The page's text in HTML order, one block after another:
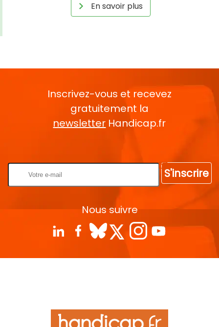
En savoir plus
Inscrivez-vous et recevez
gratuitement la
newsletter Handicap.fr
S'inscrire
Nous suivre